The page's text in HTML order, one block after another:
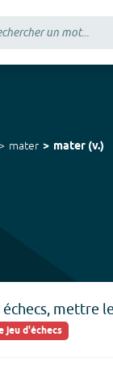
mater mater (v.)
échecs, mettre
jeu d'échecs